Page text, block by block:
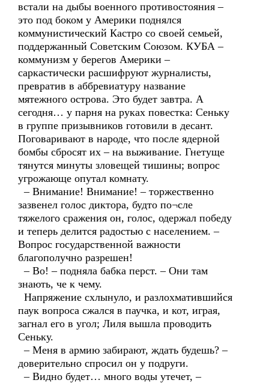
встали на дыбы военного противостояния –
это под боком у Америки поднялся
коммунистический Кастро со своей семьей,
поддержанный Советским Союзом. КУБА –
коммунизм у берегов Америки –
саркастически расшифруют журналисты,
превратив в аббревиатуру название
мятежного острова. Это будет завтра. А
сегодня… у парня на руках повестка: Сеньку
в группе призывников готовили в десант.
Поговаривают в народе, что после ядерной
бомбы сбросят их – на выживание. Гнетуще
тянутся минуты зловещей тишины; вопрос
угрожающе опутал комнату.
– Внимание! Внимание! – торжественно
зазвенел голос диктора, будто по¬сле
тяжелого сражения он, голос, одержал победу
и теперь делится радостью с населением. –
Вопрос государственной важности
благополучно разрешен!
– Во! – подняла бабка перст. – Они там
знають, че к чему.
Напряжение схлынуло, и разлохматившийся
паук вопроса сжался в паучка, и кот, играя,
загнал его в угол; Лиля вышла проводить
Сеньку.
– Меня в армию забирают, ждать будешь? –
доверительно спросил он у подруги.
– Видно будет… много воды утечет, –